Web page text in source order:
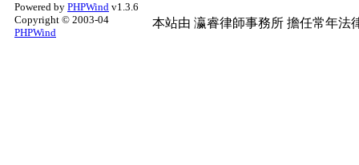
Powered by PHPWind v1.3.6
Copyright © 2003-04
PHPWind
本站由 瀛睿律師事務所 擔任常年法